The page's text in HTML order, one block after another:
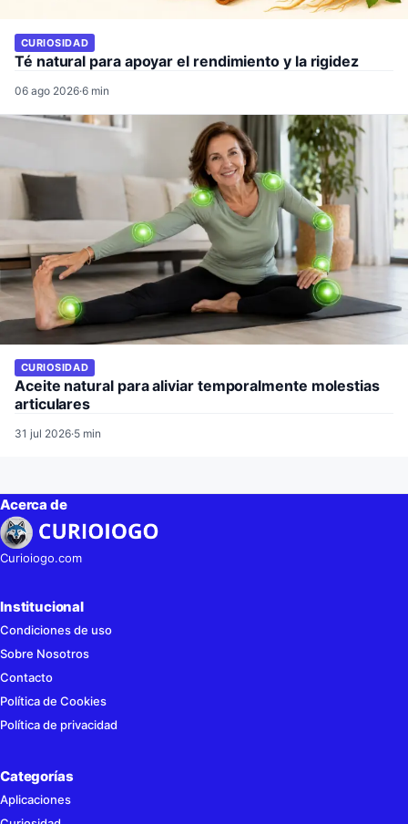
CURIOSIDAD
Té natural para apoyar el rendimiento y la rigidez
06 ago 2026·6 min
CURIOSIDAD
Aceite natural para aliviar temporalmente molestias
articulares
31 jul 2026·5 min
Acerca de
Curioiogo.com
Institucional
Condiciones de uso
Sobre Nosotros
Contacto
Política de Cookies
Política de privacidad
Categorías
Aplicaciones